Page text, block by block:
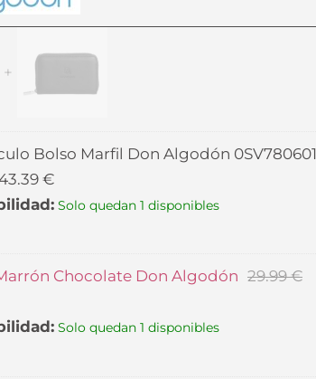
Bolso Marfil Don Algodón
€
Solo quedan 1 disponibles
Chocolate Don Algodón 29.99€
Solo quedan 1 disponibles